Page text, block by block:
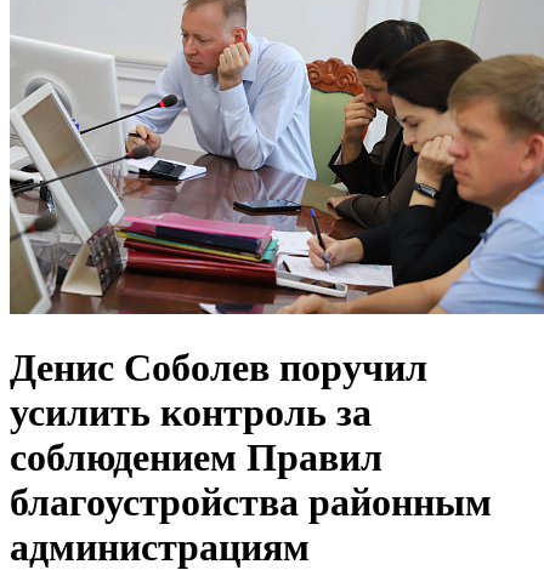
Денис Соболев поручил
усилить контроль за
соблюдением Правил
благоустройства районным
администрациям